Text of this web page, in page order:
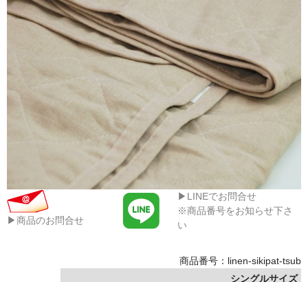
▶商品のお問合せ
▶LINEでお問合せ
※商品番号をお知らせ下さ
い
商品番号：linen-sikipat-tsub
シングルサイズ